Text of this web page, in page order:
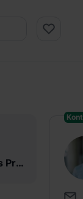
2.700 Euro plus Prämien